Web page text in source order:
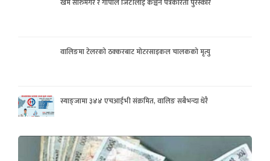
वालिङमा टेलरको ठक्करबाट मोटरसाइकल चालकको मृत्यु
स्याङ्जामा ३४४ एचआईभी संक्रमित, वालिङ सबैभन्दा धेरै